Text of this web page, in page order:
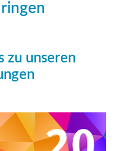
zu unseren